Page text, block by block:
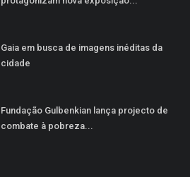
Gaia em busca de imagens inéditas da
cidade
Fundação Gulbenkian lança projecto de
combate à pobreza...